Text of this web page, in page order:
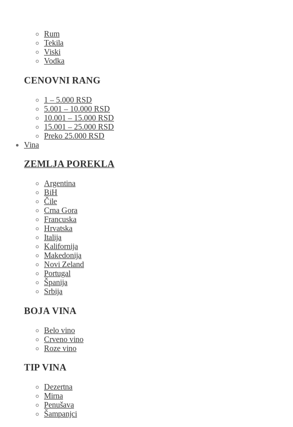
Rum
Tekila
Viski
Vodka
CENOVNI RANG
1 – 5.000 RSD
5.001 – 10.000 RSD
10.001 – 15.000 RSD
15.001 – 25.000 RSD
Preko 25.000 RSD
Vina
ZEMLJA POREKLA
Argentina
BiH
Čile
Crna Gora
Francuska
Hrvatska
Italija
Kalifornija
Makedonija
Novi Zeland
Portugal
Španija
Srbija
BOJA VINA
Belo vino
Crveno vino
Roze vino
TIP VINA
Dezertna
Mirna
Penušava
Šampanjci